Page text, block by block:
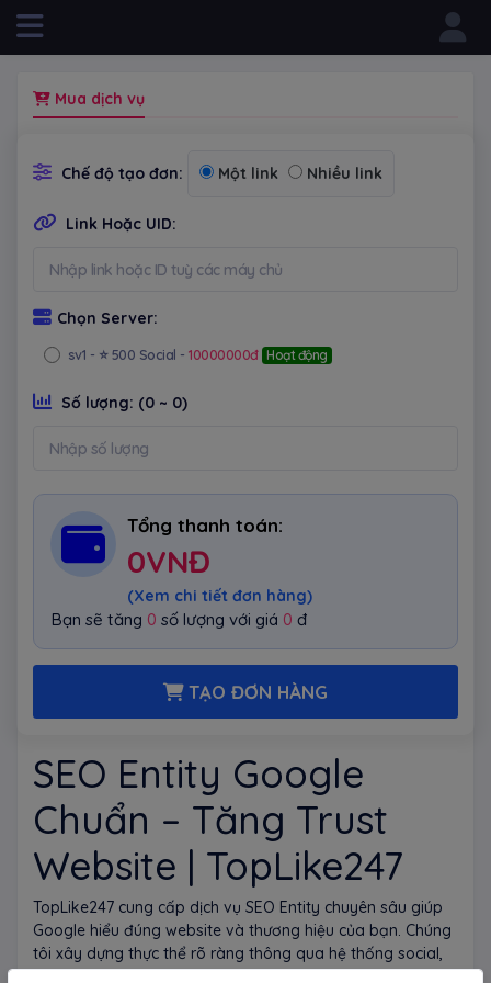
Mua dịch vụ
Chế độ tạo đơn: Một link Nhiều link
Link Hoặc UID:
Chọn Server:
sv1 - ⭐ 500 Social - 10000000đ Hoạt động
Số lượng: (0 ~ 0)
Tổng thanh toán:
0VNĐ
(Xem chi tiết đơn hàng)
Bạn sẽ tăng 0 số lượng với giá 0 đ
TẠO ĐƠN HÀNG
SEO Entity Google
Chuẩn – Tăng Trust
Website | TopLike247
TopLike247 cung cấp dịch vụ SEO Entity chuyên sâu giúp
Google hiểu đúng website và thương hiệu của bạn. Chúng
tôi xây dựng thực thể rõ ràng thông qua hệ thống social,